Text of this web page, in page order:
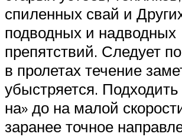
спиленных свай и
подводных и надводных
препятствий. Следует
в пролетах течение
убыстряется. Подходить
на» до на малой
заранее точное